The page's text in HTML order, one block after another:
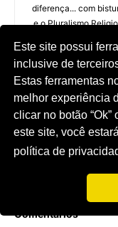
Este site possui
inclusive de
Estas ferramentas
melhor experiência
clicar no botão
este site, você
política de
diferença... com
e o Pluralismo
Cidadania
Estado e o
Exercício da Fé no
Essenzia,
IAB/Nacional;
Igrejas”, CPAD/
Comentários